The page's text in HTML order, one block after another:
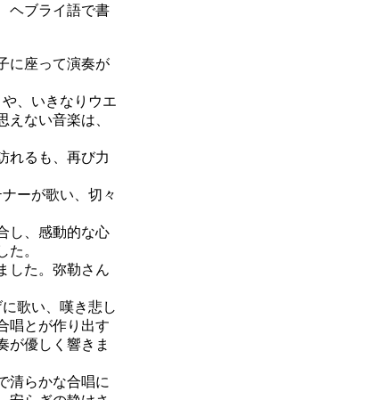
ヘブライ語で書
に座って演奏が
、いきなりウエ
ない音楽は、
れるも、再び力
ーが歌い、切々
し、感動的な心
。
した。弥勒さん
歌い、嘆き悲し
唱とが作り出す
が優しく響きま
清らかな合唱に